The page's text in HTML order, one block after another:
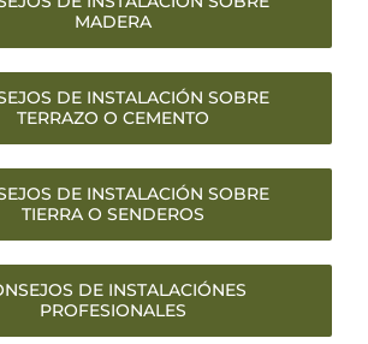
MADERA
DE INSTALACIÓN SOBRE
TERRAZO O CEMENTO
DE INSTALACIÓN SOBRE
TIERRA O SENDEROS
DE INSTALACIÓNES
PROFESIONALES